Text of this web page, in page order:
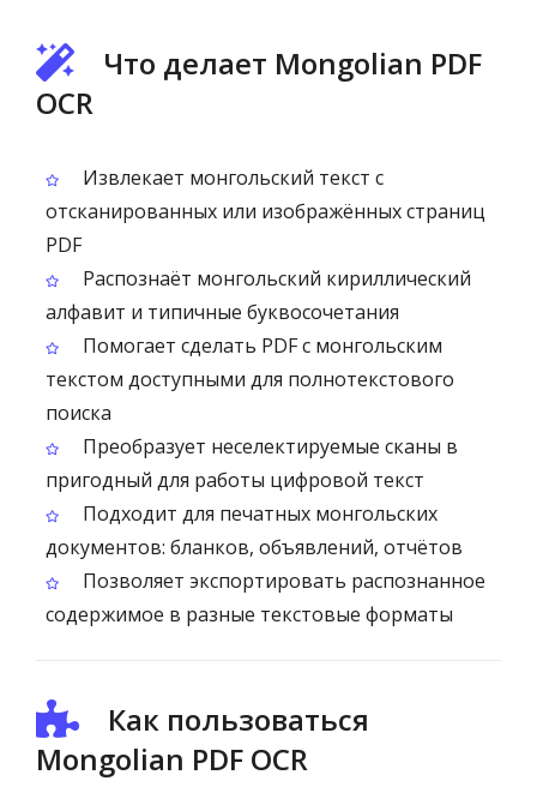
Что делает Mongolian PDF
OCR
Извлекает монгольский текст с
отсканированных или изображённых страниц
PDF
Распознаёт монгольский кириллический
алфавит и типичные буквосочетания
Помогает сделать PDF с монгольским
текстом доступными для полнотекстового
поиска
Преобразует неселектируемые сканы в
пригодный для работы цифровой текст
Подходит для печатных монгольских
документов: бланков, объявлений, отчётов
Позволяет экспортировать распознанное
содержимое в разные текстовые форматы
Как пользоваться
Mongolian PDF OCR